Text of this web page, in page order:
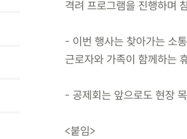
격려 프로그램을 진행하며
- 이번 행사는 찾아가는 소
근로자와 가족이 함께하는
- 공제회는 앞으로도 현장
<붙임>